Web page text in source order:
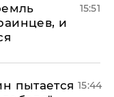
и
15:51
пытается 15:44